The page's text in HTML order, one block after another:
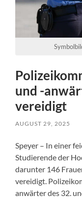
und -
vereidigt
AUGUST 29, 2025
Speyer – In einer
Studierende der
darunter 146
vereidigt.
anwärter des 32.